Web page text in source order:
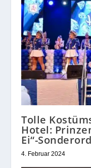
Tolle
Hotel:
Ei“-
4. Februar 2024